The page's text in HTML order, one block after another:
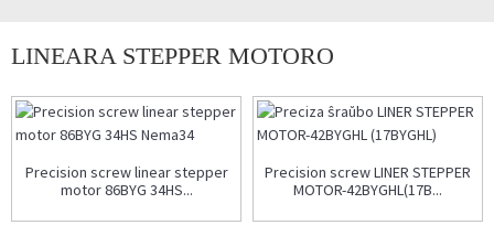
LINEARA STEPPER MOTORO
Precision screw linear stepper
motor 86BYG 34HS...
Precision screw LINER STEPPER
MOTOR-42BYGHL(17B...